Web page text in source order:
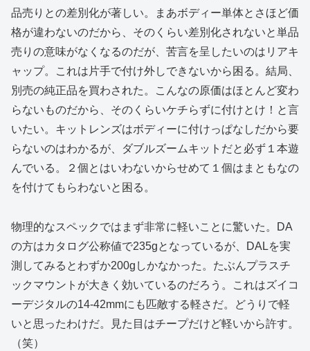
品売りとの差別化が著しい。まあボディー単体とさほど価
格が違わないのだから、そのくらい差別化されないと単品
売りの意味がなくなるのだが、苦言を呈したいのはリアキ
ャップ。これは片手で付け外しできないから困る。結局、
別売の純正品を買わされた。こんなの原価はほとんど変わ
らないものだから、そのくらいケチらずに付けとけ！と言
いたい。キットレンズはボディーに付けっぱなしだから要
らないのはわかるが、ダブルズームキットだと必ず１本遊
んでいる。２個とはいわないからせめて１個はまともなの
を付けてもらわないと困る。
物理的なスペックではまず非常に軽いことに驚いた。DA
の方はカタログ公称値で235gとなっているが、DALを実
測してみるとわずか200gしかなかった。たぶんプラスチ
ックマウントが大きく効いているのだろう。これはズイコ
ーデジタルの14-42mmにも匹敵する軽さだ。どうりで軽
いと思ったわけだ。見た目はチープだけど軽いから許す。
（笑）